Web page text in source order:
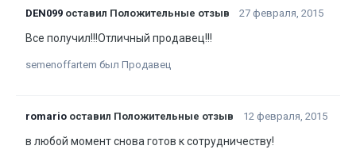
DEN099 оставил Положительные отзыв 27 февраля, 2015
Все получил!!!Отличный продавец!!!
semenoffartem был Продавец
romario оставил Положительные отзыв 12 февраля, 2015
в любой момент снова готов к сотрудничеству!